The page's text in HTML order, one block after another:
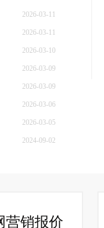
2026-03-11
2026-03-11
2026-03-10
2026-03-09
2026-03-09
2026-03-06
2026-03-05
2024-09-02
营销报价